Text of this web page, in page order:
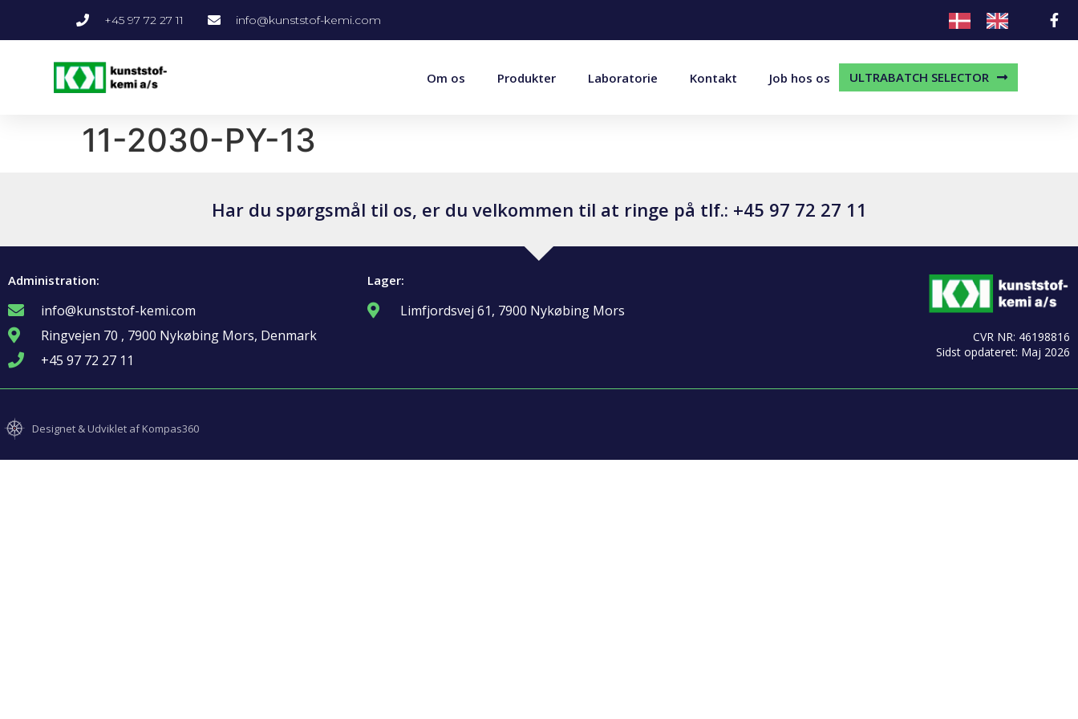
+45 97 72 27 11 info@kunststof-kemi.com
Om os Produkter Laboratorie Kontakt Job hos os ULTRABATCH SELECTOR
11-2030-PY-13
Har du spørgsmål til os, er du velkommen til at ringe på tlf.: +45 97 72 27 11
Administration:
info@kunststof-kemi.com
Ringvejen 70 , 7900 Nykøbing Mors, Denmark
+45 97 72 27 11
Lager:
Limfjordsvej 61, 7900 Nykøbing Mors
CVR NR: 46198816
Sidst opdateret: Maj 2026
Designet & Udviklet af Kompas360